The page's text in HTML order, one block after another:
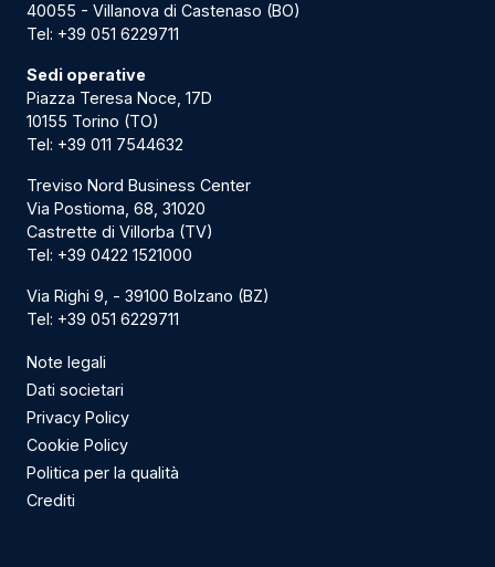
40055 - Villanova di Castenaso (BO)
Tel: +39 051 6229711
Sedi operative
Piazza Teresa Noce, 17D
10155 Torino (TO)
Tel: +39 011 7544632
Treviso Nord Business Center
Via Postioma, 68, 31020
Castrette di Villorba (TV)
Tel: +39 0422 1521000
Via Righi 9, - 39100 Bolzano (BZ)
Tel: +39 051 6229711
Note legali
Dati societari
Privacy Policy
Cookie Policy
Politica per la qualità
Crediti